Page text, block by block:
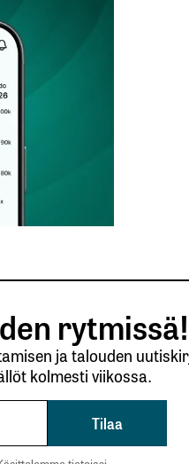
rytmissä!
ja talouden
kolmesti viikossa.